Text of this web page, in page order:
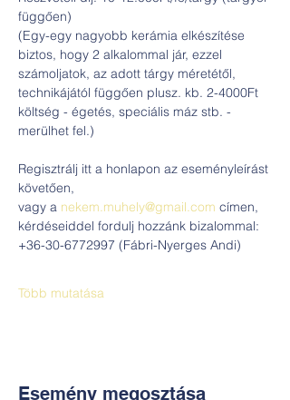
függően)
(Egy-egy nagyobb kerámia elkészítése
biztos, hogy 2 alkalommal jár, ezzel
számoljatok, az adott tárgy méretétől,
technikájától függően plusz. kb. 2-4000Ft
költség - égetés, speciális máz stb. -
merülhet fel.)
Regisztrálj itt a honlapon az eseményleírást
követően,
vagy a nekem.muhely@gmail.com címen,
kérdéseiddel fordulj hozzánk bizalommal:
+36-30-6772997 (Fábri-Nyerges Andi)
Több mutatása
Esemény megosztása